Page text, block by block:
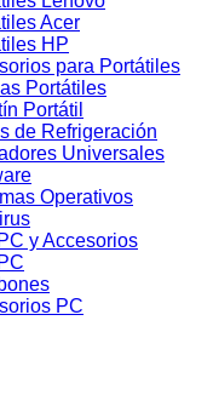
Acer
HP
para Portátiles
Portátiles
Portátil
de Refrigeración
Universales
Operativos
y Accesorios
PC